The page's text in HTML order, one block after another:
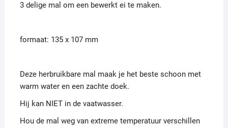
3 delige mal om een bewerkt ei te maken.
formaat: 135 x 107 mm
Deze herbruikbare mal maak je het beste schoon met
warm water en een zachte doek.
Hij kan NIET in de vaatwasser.
Hou de mal weg van extreme temperatuur verschillen